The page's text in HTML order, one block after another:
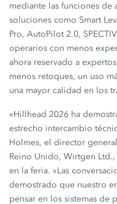
mediante las funciones de
soluciones como Smart
Pro, AutoPilot 2.0,
operarios con menos
ahora reservado a
menos retoques, un uso
una mayor calidad en los
«Hillhead 2026 ha
estrecho intercambio
Holmes, el director
Reino Unido, Wirtgen
en la feria. «Las
demostrado que nuestro
pensar en los sistemas de